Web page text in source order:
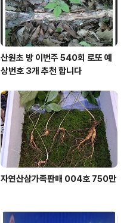
산원초 방 이번주 540회 로또 예
상번호 3개 추천 합니다
자연산삼가족판매 004호 750만